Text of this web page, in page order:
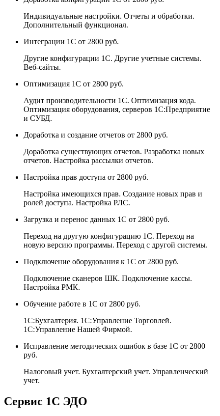
Индивидуальные настройки. Отчеты и обработки.
Дополнительный функционал.
Интеграции 1С от 2800 руб.
Другие конфигурации 1С. Другие учетные системы.
Веб-сайты.
Оптимизация 1С от 2800 руб.
Аудит производительности 1С. Оптимизация кода.
Оптимизация оборудования, серверов 1С:Предприятие
и СУБД.
Доработка и создание отчетов от 2800 руб.
Доработка существующих отчетов. Разработка новых
отчетов. Настройка рассылки отчетов.
Настройка прав доступа от 2800 руб.
Настройка имеющихся прав. Создание новых прав и
ролей доступа. Настройка РЛС.
Загрузка и перенос данных 1С от 2800 руб.
Переход на другую конфигурацию 1С. Переход на
новую версию программы. Переход с другой системы.
Подключение оборудования к 1С от 2800 руб.
Подключение сканеров ШК. Подключение кассы.
Настройка РМК.
Обучение работе в 1С от 2800 руб.
1С:Бухгалтерия. 1С:Управление Торговлей.
1С:Управление Нашей Фирмой.
Исправление методических ошибок в базе 1С от 2800
руб.
Налоговый учет. Бухгалтерский учет. Управленческий
учет.
Сервис 1C ЭДО